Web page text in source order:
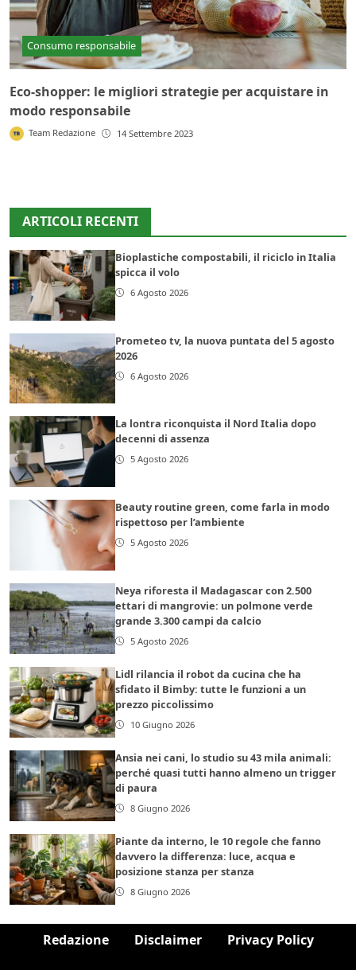
Consumo responsabile
Eco-shopper: le migliori strategie per acquistare in
modo responsabile
Team Redazione 14 Settembre 2023
ARTICOLI RECENTI
Bioplastiche compostabili, il riciclo in Italia
spicca il volo
6 Agosto 2026
Prometeo tv, la nuova puntata del 5 agosto
2026
6 Agosto 2026
La lontra riconquista il Nord Italia dopo
decenni di assenza
5 Agosto 2026
Beauty routine green, come farla in modo
rispettoso per l’ambiente
5 Agosto 2026
Neya riforesta il Madagascar con 2.500
ettari di mangrovie: un polmone verde
grande 3.300 campi da calcio
5 Agosto 2026
Lidl rilancia il robot da cucina che ha
sfidato il Bimby: tutte le funzioni a un
prezzo piccolissimo
10 Giugno 2026
Ansia nei cani, lo studio su 43 mila animali:
perché quasi tutti hanno almeno un trigger
di paura
8 Giugno 2026
Piante da interno, le 10 regole che fanno
davvero la differenza: luce, acqua e
posizione stanza per stanza
8 Giugno 2026
Redazione Disclaimer Privacy Policy